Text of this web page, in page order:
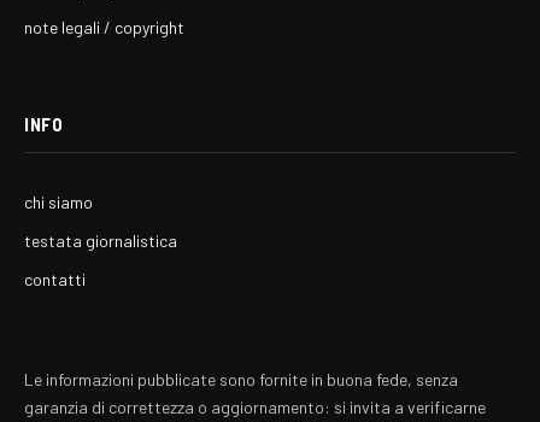
note legali / copyright
INFO
chi siamo
testata giornalistica
contatti
Le informazioni pubblicate sono fornite in buona fede, senza
garanzia di correttezza o aggiornamento: si invita a verificarne